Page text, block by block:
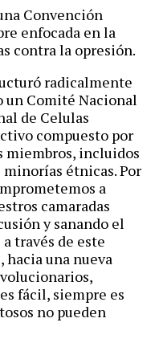
Convención
enfocada en la
contra la opresión.
radicalmente
un Comité Nacional
de Celulas
compuesto por
miembros, incluidos
minorías étnicas. Por
a
camaradas
y sanando el
través de este
una nueva
fácil, siempre es
no pueden